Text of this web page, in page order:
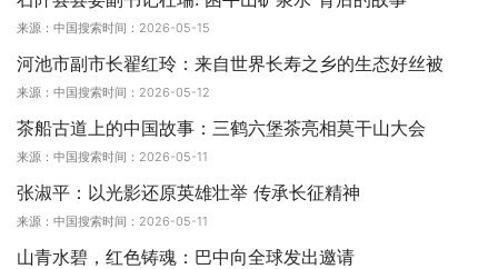
来源：中国搜索时间：2026-05-15
河池市副市长翟红玲：来自世界长寿之乡的生态好丝被
来源：中国搜索时间：2026-05-12
茶船古道上的中国故事：三鹤六堡茶亮相莫干山大会
来源：中国搜索时间：2026-05-11
张淑平：以光影还原英雄壮举 传承长征精神
来源：中国搜索时间：2026-05-11
山青水碧，红色铸魂：巴中向全球发出邀请